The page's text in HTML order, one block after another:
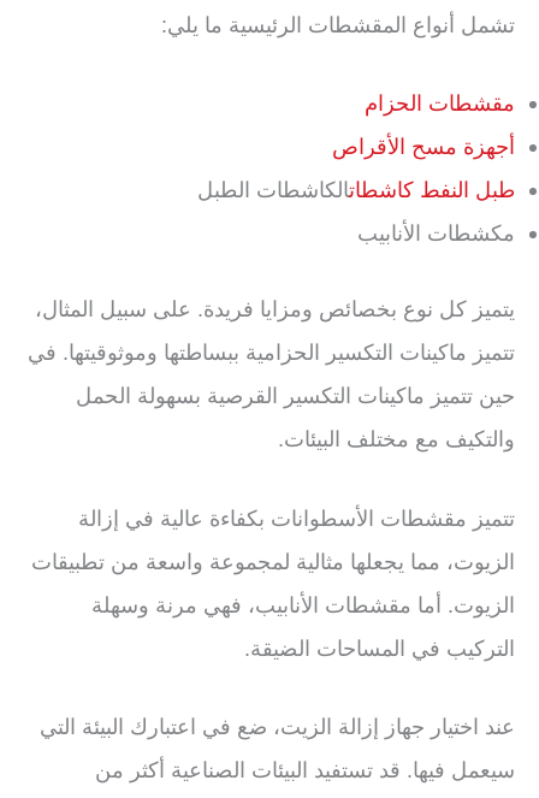
تشمل أنواع المقشطات الرئيسية ما يلي:
مقشطات الحزام
أجهزة مسح الأقراص
طبل النفط كاشطاتالكاشطات الطبل
مكشطات الأنابيب
يتميز كل نوع بخصائص ومزايا فريدة. على سبيل المثال،
تتميز ماكينات التكسير الحزامية ببساطتها وموثوقيتها. في
حين تتميز ماكينات التكسير القرصية بسهولة الحمل
والتكيف مع مختلف البيئات.
تتميز مقشطات الأسطوانات بكفاءة عالية في إزالة
الزيوت، مما يجعلها مثالية لمجموعة واسعة من تطبيقات
الزيوت. أما مقشطات الأنابيب، فهي مرنة وسهلة
التركيب في المساحات الضيقة.
عند اختيار جهاز إزالة الزيت، ضع في اعتبارك البيئة التي
سيعمل فيها. قد تستفيد البيئات الصناعية أكثر من